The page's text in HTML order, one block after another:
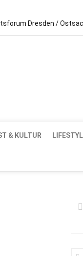
Dresden /
& KULTUR